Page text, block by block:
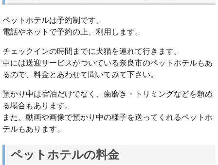
ペットホテルは予約制です。
電話やネットで予約の上、利用します。
チェックインの時間までに犬猫を連れて行きます。
中には送迎サービスがついている奈良市のペットホテルもあ
るので、料金とあわせて聞いてみて下さい。
預かり中は宿泊だけでなく、歯磨き・トリミングなどを頼め
る場合もあります。
また、動画や画像で預かり中の様子を送ってくれるペットホ
テルもあります。
ペットホテルの料金